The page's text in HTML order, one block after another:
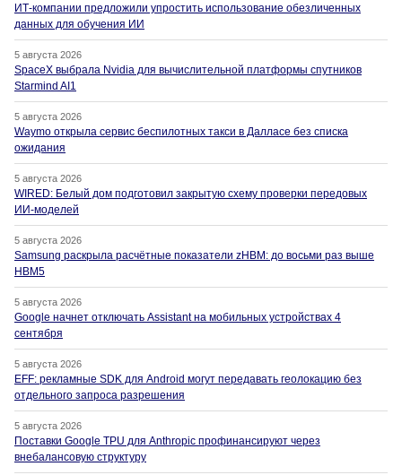
ИТ-компании предложили упростить использование обезличенных
данных для обучения ИИ
5 августа 2026
SpaceX выбрала Nvidia для вычислительной платформы спутников
Starmind AI1
5 августа 2026
Waymo открыла сервис беспилотных такси в Далласе без списка
ожидания
5 августа 2026
WIRED: Белый дом подготовил закрытую схему проверки передовых
ИИ-моделей
5 августа 2026
Samsung раскрыла расчётные показатели zHBM: до восьми раз выше
HBM5
5 августа 2026
Google начнет отключать Assistant на мобильных устройствах 4
сентября
5 августа 2026
EFF: рекламные SDK для Android могут передавать геолокацию без
отдельного запроса разрешения
5 августа 2026
Поставки Google TPU для Anthropic профинансируют через
внебалансовую структуру